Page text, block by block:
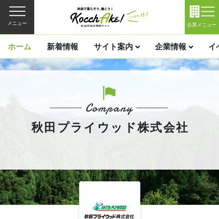
メニュー 企業メニュー
ホーム 新着情報 サイト案内 企業情報 イ
秋田プライウッド株式会社